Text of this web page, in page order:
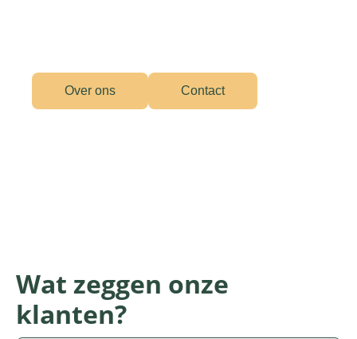
Over ons Contact
Wat zeggen onze
klanten?